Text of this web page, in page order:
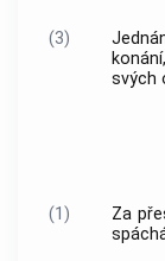
(3)
svých
(1) Za